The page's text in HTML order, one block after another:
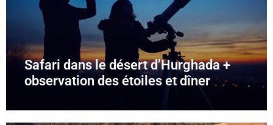
Safari dans le désert d’Hurghada +
observation des étoiles et dîner